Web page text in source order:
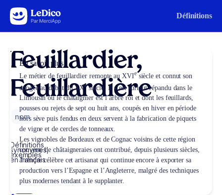
Aller au contenu Définitions
Feuillardier,
Feuillardière
nom
Définitions,
synonymes,
exemples
en français
En savoir plus
Le métier de feuillardier remonte au XVIesiècle et connut son
apogée au début du XXesiècle. Il s’est surtout répandu dans le
Limousin où le châtaignier est l’arbre roi et dont les feuillards,
pousses ou rejets de sept ou huit ans, coupés en hiver en période
hors sève puis fendus en deux servent à la fabrication de piquets
de vigne et de cercles de tonneaux.
Les vignobles de Bordeaux et de Cognac voisins de cette région
couverte de châtaigneraies ont contribué, depuis plusieurs siècles,
à rendre célèbre cet artisanat qui continue encore à exporter sa
production vers l’Espagne et l’Angleterre, malgré des techniques
plus modernes tendant à le supplanter.